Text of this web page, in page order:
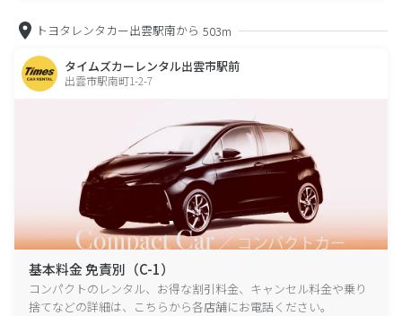
トヨタレンタカー出雲駅南から 503m
タイムズカーレンタル出雲市駅前
出雲市駅南町1-2-7
基本料金 免責別（C-1）
コンパクトのレンタル、お得な割引料金、キャンセル料金や乗り
捨てなどの詳細は、こちらから各店舗にお電話ください。